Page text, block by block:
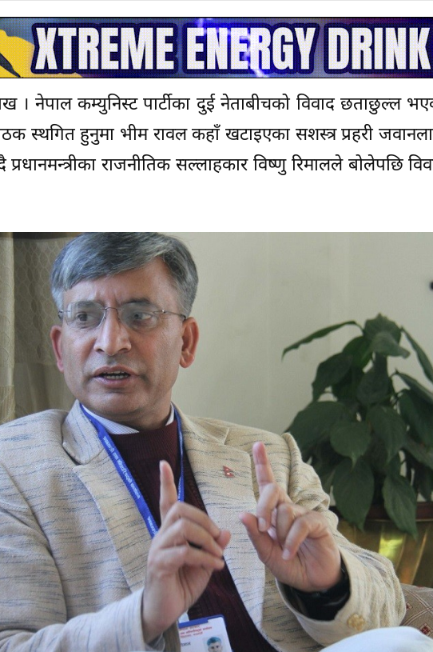
। नेपाल कम्युनिस्ट पार्टीका दुई नेताबीचको विवाद
स्थगित हुनुमा भीम रावल कहाँ खटाइएका सशस्त्र प्रहरी
प्रधानमन्त्रीका राजनीतिक सल्लाहकार विष्णु रिमालले बोलेपछि